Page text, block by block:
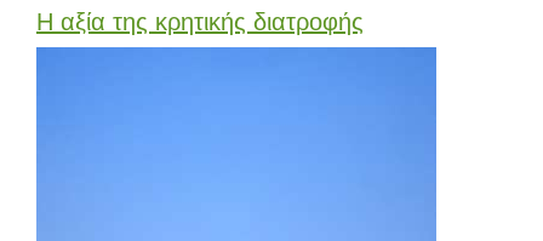
Η αξία της κρητικής διατροφής